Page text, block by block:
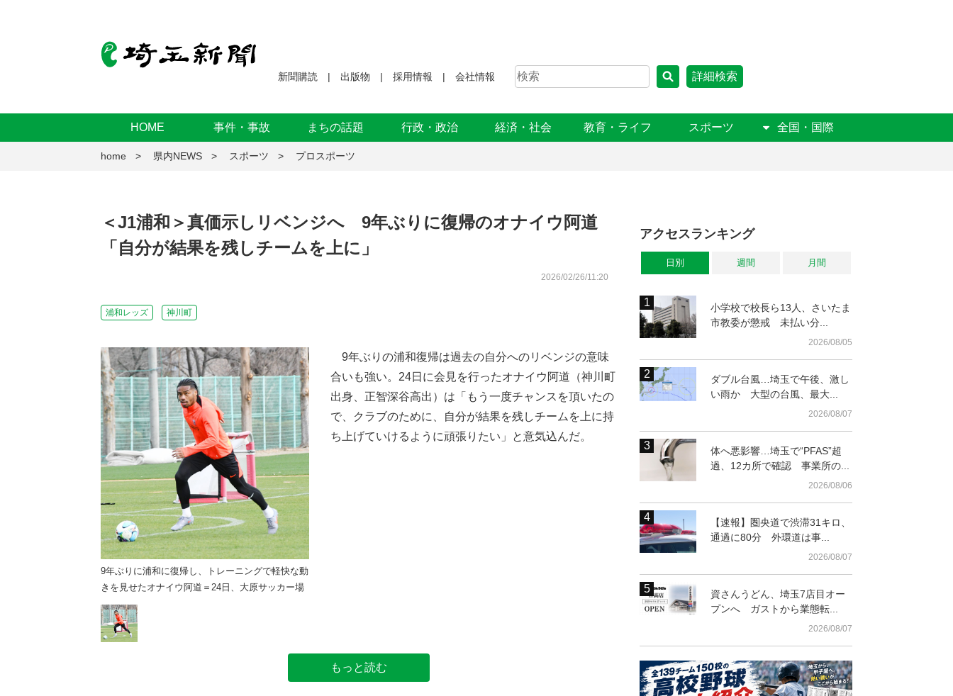
新聞購読 出版物 採用情報 会社情報 詳細検索
HOME 事件・事故 まちの話題 行政・政治 経済・社会 教育・ライフ スポーツ 全国・国際
home 県内NEWS スポーツ プロスポーツ
＜J1浦和＞真価示しリベンジへ 9年ぶりに復帰のオナイウ阿道
「自分が結果を残しチームを上に」
2026/02/26/11:20
浦和レッズ 神川町
9年ぶりに浦和に復帰し、トレーニングで軽快な動
きを見せたオナイウ阿道＝24日、大原サッカー場
9年ぶりの浦和復帰は過去の自分へのリベンジの意味
合いも強い。24日に会見を行ったオナイウ阿道（神川町
出身、正智深谷高出）は「もう一度チャンスを頂いたの
で、クラブのために、自分が結果を残しチームを上に持
ち上げていけるように頑張りたい」と意気込んだ。
もっと読む
アクセスランキング
日別 週間 月間
小学校で校長ら13人、さいたま
市教委が懲戒 未払い分...
2026/08/05
ダブル台風…埼玉で午後、激し
い雨か 大型の台風、最大...
2026/08/07
体へ悪影響…埼玉で“PFAS”超
過、12カ所で確認 事業所の...
2026/08/06
【速報】圏央道で渋滞31キロ、
通過に80分 外環道は事...
2026/08/07
資さんうどん、埼玉7店目オー
プンへ ガストから業態転...
2026/08/07